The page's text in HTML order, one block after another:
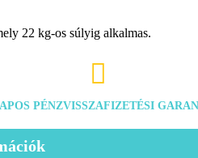
22 kg-os súlyig alkalmas.

PÉNZVISSZAFIZETÉSI